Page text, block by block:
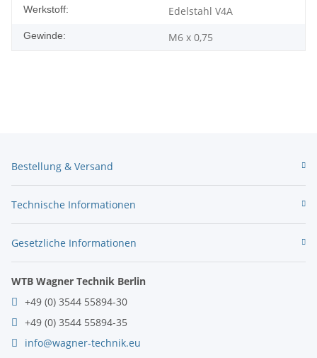
Werkstoff: Edelstahl V4A
Gewinde: M6 x 0,75
Bestellung & Versand
Technische Informationen
Gesetzliche Informationen
WTB Wagner Technik Berlin
+49 (0) 3544 55894-30
+49 (0) 3544 55894-35
info@wagner-technik.eu